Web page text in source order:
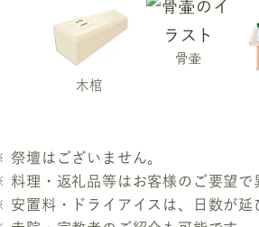
木棺
骨壷
祭壇はございません。
料理・返礼品等はお客様のご要望で
安置料・ドライアイスは、日数が延